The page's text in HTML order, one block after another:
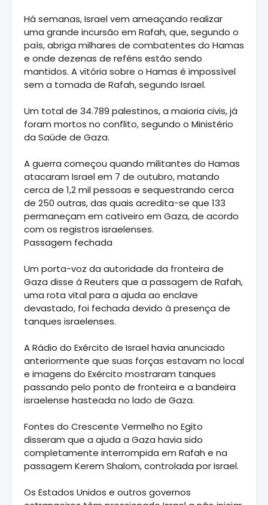
Há semanas, Israel vem ameaçando realizar
uma grande incursão em Rafah, que, segundo o
país, abriga milhares de combatentes do Hamas
e onde dezenas de reféns estão sendo
mantidos. A vitória sobre o Hamas é impossível
sem a tomada de Rafah, segundo Israel.
Um total de 34.789 palestinos, a maioria civis, já
foram mortos no conflito, segundo o Ministério
da Saúde de Gaza.
A guerra começou quando militantes do Hamas
atacaram Israel em 7 de outubro, matando
cerca de 1,2 mil pessoas e sequestrando cerca
de 250 outras, das quais acredita-se que 133
permaneçam em cativeiro em Gaza, de acordo
com os registros israelenses.
Passagem fechada
Um porta-voz da autoridade da fronteira de
Gaza disse à Reuters que a passagem de Rafah,
uma rota vital para a ajuda ao enclave
devastado, foi fechada devido à presença de
tanques israelenses.
A Rádio do Exército de Israel havia anunciado
anteriormente que suas forças estavam no local
e imagens do Exército mostraram tanques
passando pelo ponto de fronteira e a bandeira
israelense hasteada no lado de Gaza.
Fontes do Crescente Vermelho no Egito
disseram que a ajuda a Gaza havia sido
completamente interrompida em Rafah e na
passagem Kerem Shalom, controlada por Israel.
Os Estados Unidos e outros governos